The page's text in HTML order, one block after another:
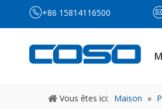
+86 15814116500
Vous êtes ici: Maison »